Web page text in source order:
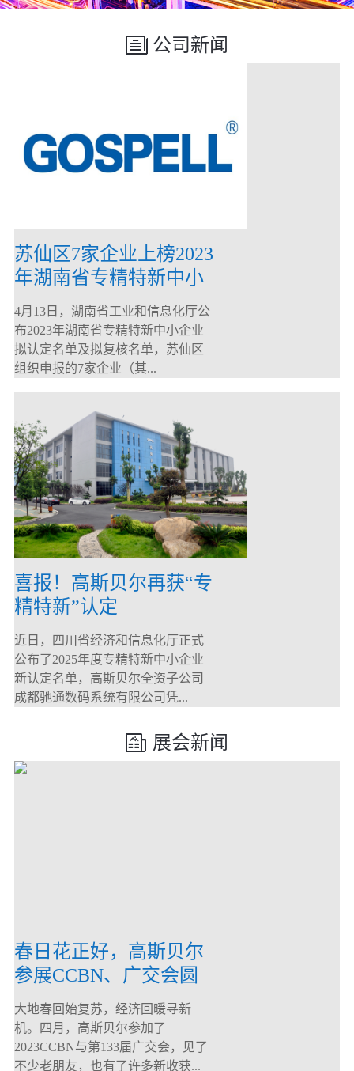
公司新闻
苏仙区7家企业上榜2023
年湖南省专精特新中小
企业
4月13日，湖南省工业和信息化厅公
布2023年湖南省专精特新中小企业
拟认定名单及拟复核名单，苏仙区
组织申报的7家企业（其...
喜报！高斯贝尔再获“专
精特新”认定
近日，四川省经济和信息化厅正式
公布了2025年度专精特新中小企业
新认定名单，高斯贝尔全资子公司
成都驰通数码系统有限公司凭...
展会新闻
春日花正好，高斯贝尔
参展CCBN、广交会圆
满落幕！
大地春回始复苏，经济回暖寻新
机。四月，高斯贝尔参加了
2023CCBN与第133届广交会，见了
不少老朋友，也有了许多新收获...